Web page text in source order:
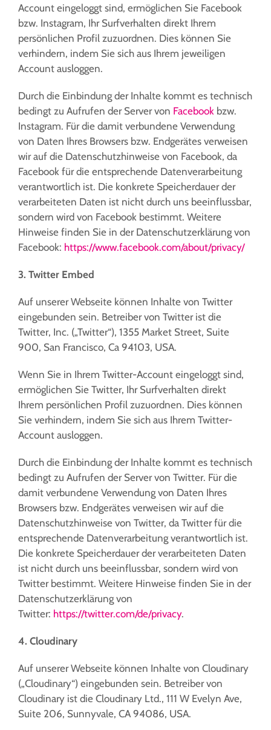
Account eingeloggt sind, ermöglichen Sie Facebook
bzw. Instagram, Ihr Surfverhalten direkt Ihrem
persönlichen Profil zuzuordnen. Dies können Sie
verhindern, indem Sie sich aus Ihrem jeweiligen
Account ausloggen.
Durch die Einbindung der Inhalte kommt es technisch
bedingt zu Aufrufen der Server von Facebook bzw.
Instagram. Für die damit verbundene Verwendung
von Daten Ihres Browsers bzw. Endgerätes verweisen
wir auf die Datenschutzhinweise von Facebook, da
Facebook für die entsprechende Datenverarbeitung
verantwortlich ist. Die konkrete Speicherdauer der
verarbeiteten Daten ist nicht durch uns beeinflussbar,
sondern wird von Facebook bestimmt. Weitere
Hinweise finden Sie in der Datenschutzerklärung von
Facebook: https://www.facebook.com/about/privacy/
3. Twitter Embed
Auf unserer Webseite können Inhalte von Twitter
eingebunden sein. Betreiber von Twitter ist die
Twitter, Inc. („Twitter“), 1355 Market Street, Suite
900, San Francisco, Ca 94103, USA.
Wenn Sie in Ihrem Twitter-Account eingeloggt sind,
ermöglichen Sie Twitter, Ihr Surfverhalten direkt
Ihrem persönlichen Profil zuzuordnen. Dies können
Sie verhindern, indem Sie sich aus Ihrem Twitter-
Account ausloggen.
Durch die Einbindung der Inhalte kommt es technisch
bedingt zu Aufrufen der Server von Twitter. Für die
damit verbundene Verwendung von Daten Ihres
Browsers bzw. Endgerätes verweisen wir auf die
Datenschutzhinweise von Twitter, da Twitter für die
entsprechende Datenverarbeitung verantwortlich ist.
Die konkrete Speicherdauer der verarbeiteten Daten
ist nicht durch uns beeinflussbar, sondern wird von
Twitter bestimmt. Weitere Hinweise finden Sie in der
Datenschutzerklärung von
Twitter: https://twitter.com/de/privacy.
4. Cloudinary
Auf unserer Webseite können Inhalte von Cloudinary
(„Cloudinary“) eingebunden sein. Betreiber von
Cloudinary ist die Cloudinary Ltd., 111 W Evelyn Ave,
Suite 206, Sunnyvale, CA 94086, USA.